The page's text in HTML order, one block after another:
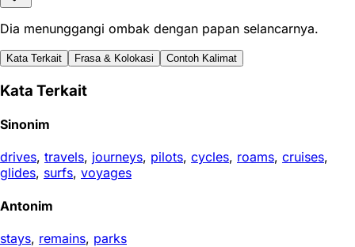
Dia menunggangi ombak dengan papan selancarnya.
Kata Terkait Frasa & Kolokasi Contoh Kalimat
Kata Terkait
Sinonim
drives, travels, journeys, pilots, cycles, roams, cruises,
glides, surfs, voyages
Antonim
stays, remains, parks